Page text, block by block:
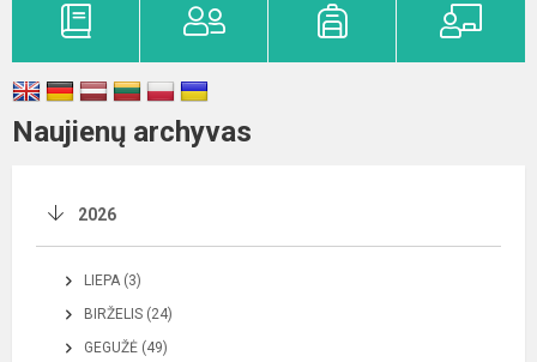
Naujienų archyvas
2026
LIEPA (3)
BIRŽELIS (24)
GEGUŽĖ (49)